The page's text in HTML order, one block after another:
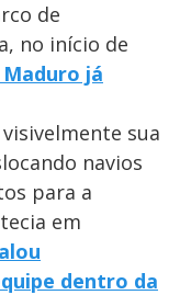
de
no início de
já
sua
navios
para a
em
dentro da